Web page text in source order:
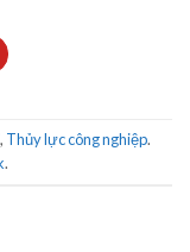
, Thủy lực công nghiệp.
.